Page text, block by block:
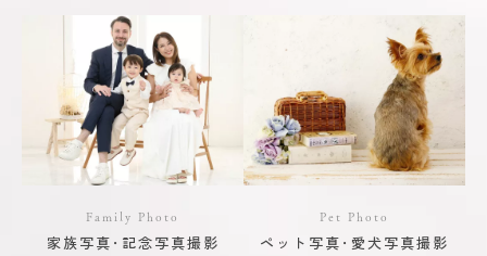
Family Photo
家族写真･記念写真撮影
Pet Photo
ペット写真･愛犬写真撮影